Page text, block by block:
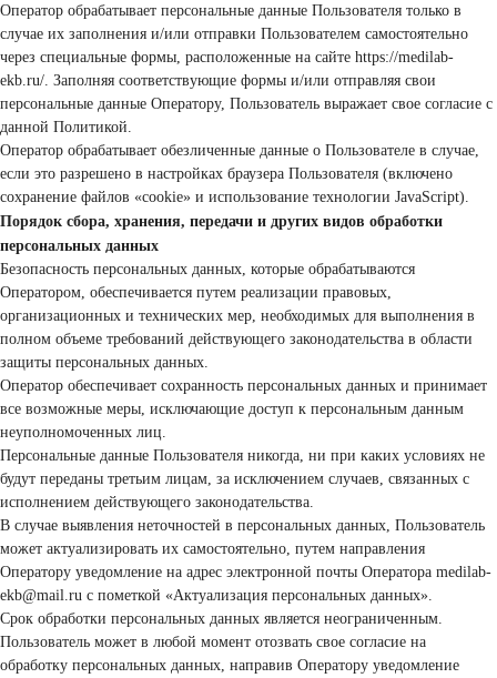
Оператор обрабатывает персональные данные Пользователя только в
случае их заполнения и/или отправки Пользователем самостоятельно
через специальные формы, расположенные на сайте https://medilab-
ekb.ru/. Заполняя соответствующие формы и/или отправляя свои
персональные данные Оператору, Пользователь выражает свое согласие с
данной Политикой.
Оператор обрабатывает обезличенные данные о Пользователе в случае,
если это разрешено в настройках браузера Пользователя (включено
сохранение файлов «cookie» и использование технологии JavaScript).
Порядок сбора, хранения, передачи и других видов обработки
персональных данных
Безопасность персональных данных, которые обрабатываются
Оператором, обеспечивается путем реализации правовых,
организационных и технических мер, необходимых для выполнения в
полном объеме требований действующего законодательства в области
защиты персональных данных.
Оператор обеспечивает сохранность персональных данных и принимает
все возможные меры, исключающие доступ к персональным данным
неуполномоченных лиц.
Персональные данные Пользователя никогда, ни при каких условиях не
будут переданы третьим лицам, за исключением случаев, связанных с
исполнением действующего законодательства.
В случае выявления неточностей в персональных данных, Пользователь
может актуализировать их самостоятельно, путем направления
Оператору уведомление на адрес электронной почты Оператора medilab-
ekb@mail.ru с пометкой «Актуализация персональных данных».
Срок обработки персональных данных является неограниченным.
Пользователь может в любой момент отозвать свое согласие на
обработку персональных данных, направив Оператору уведомление